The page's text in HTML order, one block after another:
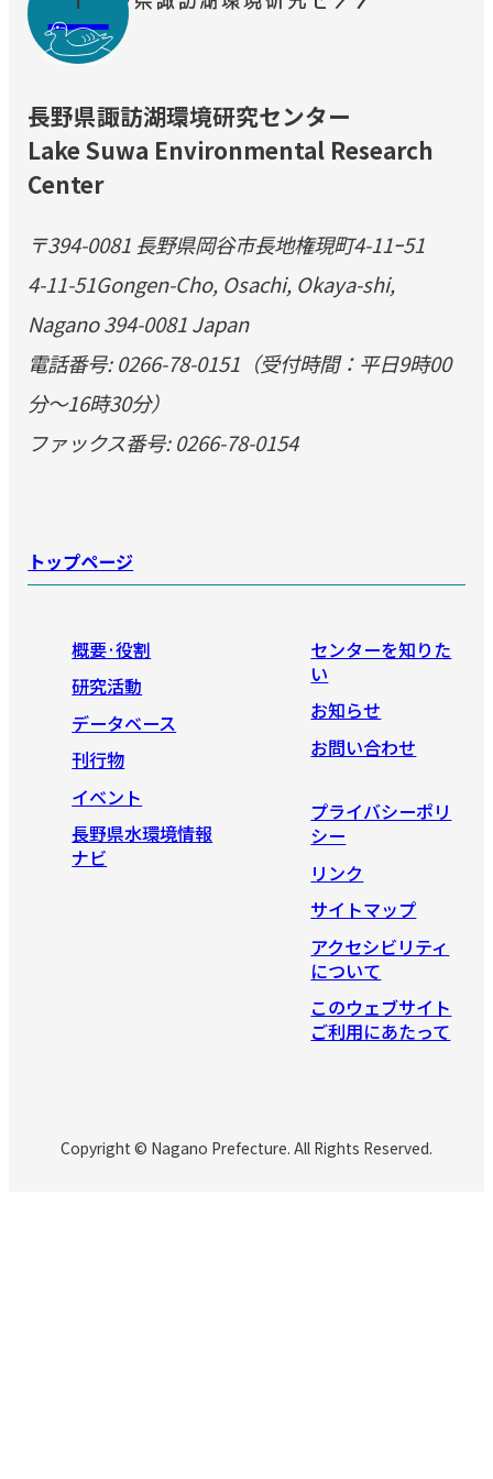
長野県諏訪湖環境研究センター
Lake Suwa Environmental Research
Center
〒394-0081 長野県岡谷市長地権現町4-11ｰ51
4-11-51Gongen-Cho, Osachi, Okaya-shi,
Nagano 394-0081 Japan
電話番号: 0266-78-0151（受付時間：平日9時00
分～16時30分）
ファックス番号: 0266-78-0154
トップページ
概要·役割
研究活動
データベース
刊行物
イベント
長野県水環境情報
ナビ
センターを知りた
い
お知らせ
お問い合わせ
プライバシーポリ
シー
リンク
サイトマップ
アクセシビリティ
について
このウェブサイト
ご利用にあたって
Copyright © Nagano Prefecture. All Rights Reserved.